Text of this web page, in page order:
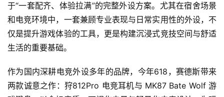
于“一套配齐、体验拉满”的完整外设方案。尤其在宿舍场景
和电竞环境中，一套兼顾专业表现与日常实用性的外设，不
仅是提升游戏体验的工具，更是构建沉浸式竞技空间与舒适
生活的重要基础。
作为国内深耕电竞外设多年的品牌，今年618，赛德斯带来
两款诚意之作：狩812Pro 电竞耳机与 MK87 Bate Wolf 游